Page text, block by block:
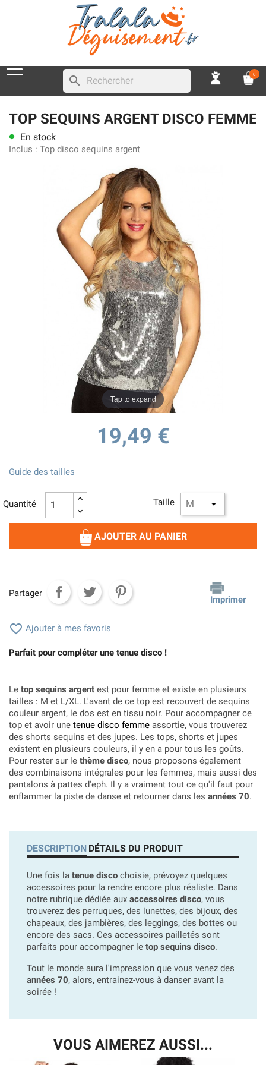
search 0
TOP SEQUINS ARGENT DISCO FEMME
lens En stock
Inclus : Top disco sequins argent
Tap to expand
19,49 €
Taille
Guide des tailles
Quantité
AJOUTER AU PANIER
Partager
Imprimer
 Ajouter à mes favoris
Parfait pour compléter une tenue disco !
Le top sequins argent est pour femme et existe en plusieurs
tailles : M et L/XL. L'avant de ce top est recouvert de sequins
couleur argent, le dos est en tissu noir. Pour accompagner ce
top et avoir une tenue disco femme assortie, vous trouverez
des shorts sequins et des jupes. Les tops, shorts et jupes
existent en plusieurs couleurs, il y en a pour tous les goûts.
Pour rester sur le thème disco, nous proposons également
des combinaisons intégrales pour les femmes, mais aussi des
pantalons à pattes d'eph. Il y a vraiment tout ce qu'il faut pour
enflammer la piste de danse et retourner dans les années 70.
DESCRIPTION DÉTAILS DU PRODUIT
Une fois la tenue disco choisie, prévoyez quelques
accessoires pour la rendre encore plus réaliste. Dans
notre rubrique dédiée aux accessoires disco, vous
trouverez des perruques, des lunettes, des bijoux, des
chapeaux, des jambières, des leggings, des bottes ou
encore des sacs. Ces accessoires pailletés sont
parfaits pour accompagner le top sequins disco.
Tout le monde aura l'impression que vous venez des
années 70, alors, entrainez-vous à danser avant la
soirée !
VOUS AIMEREZ AUSSI...